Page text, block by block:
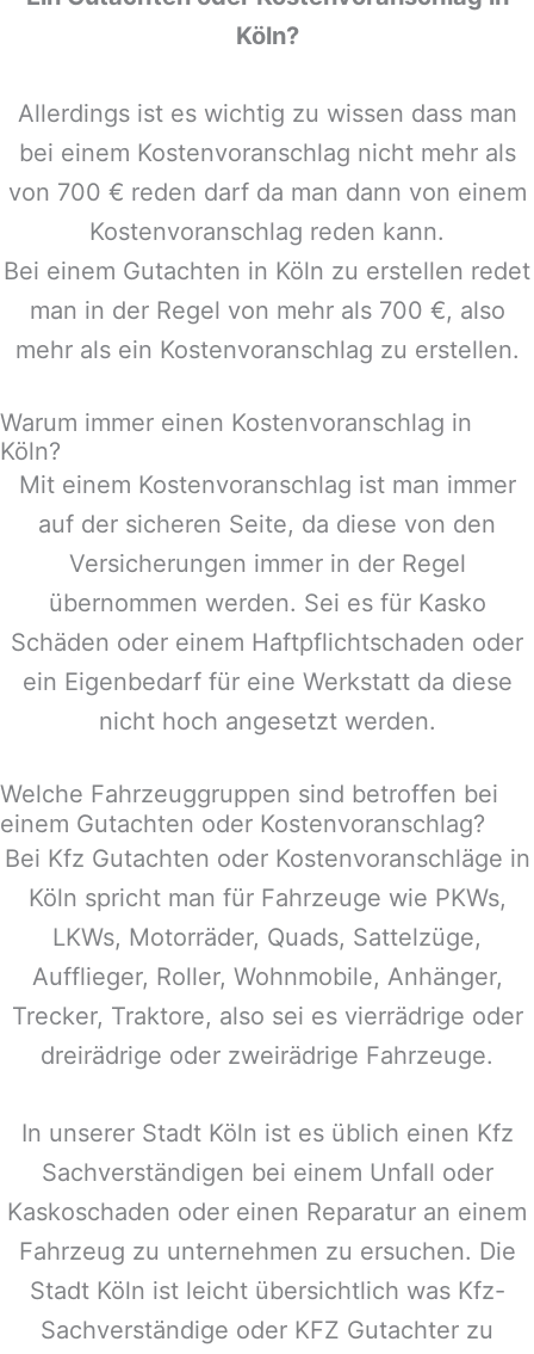
Köln?
Allerdings ist es wichtig zu wissen dass man
bei einem Kostenvoranschlag nicht mehr als
von 700 € reden darf da man dann von einem
Kostenvoranschlag reden kann.
Bei einem Gutachten in Köln zu erstellen redet
man in der Regel von mehr als 700 €, also
mehr als ein Kostenvoranschlag zu erstellen.
Warum immer einen Kostenvoranschlag in
Köln?
Mit einem Kostenvoranschlag ist man immer
auf der sicheren Seite, da diese von den
Versicherungen immer in der Regel
übernommen werden. Sei es für Kasko
Schäden oder einem Haftpflichtschaden oder
ein Eigenbedarf für eine Werkstatt da diese
nicht hoch angesetzt werden.
Welche Fahrzeuggruppen sind betroffen bei
einem Gutachten oder Kostenvoranschlag?
Bei Kfz Gutachten oder Kostenvoranschläge in
Köln spricht man für Fahrzeuge wie PKWs,
LKWs, Motorräder, Quads, Sattelzüge,
Aufflieger, Roller, Wohnmobile, Anhänger,
Trecker, Traktore, also sei es vierrädrige oder
dreirädrige oder zweirädrige Fahrzeuge.
In unserer Stadt Köln ist es üblich einen Kfz
Sachverständigen bei einem Unfall oder
Kaskoschaden oder einen Reparatur an einem
Fahrzeug zu unternehmen zu ersuchen. Die
Stadt Köln ist leicht übersichtlich was Kfz-
Sachverständige oder KFZ Gutachter zu